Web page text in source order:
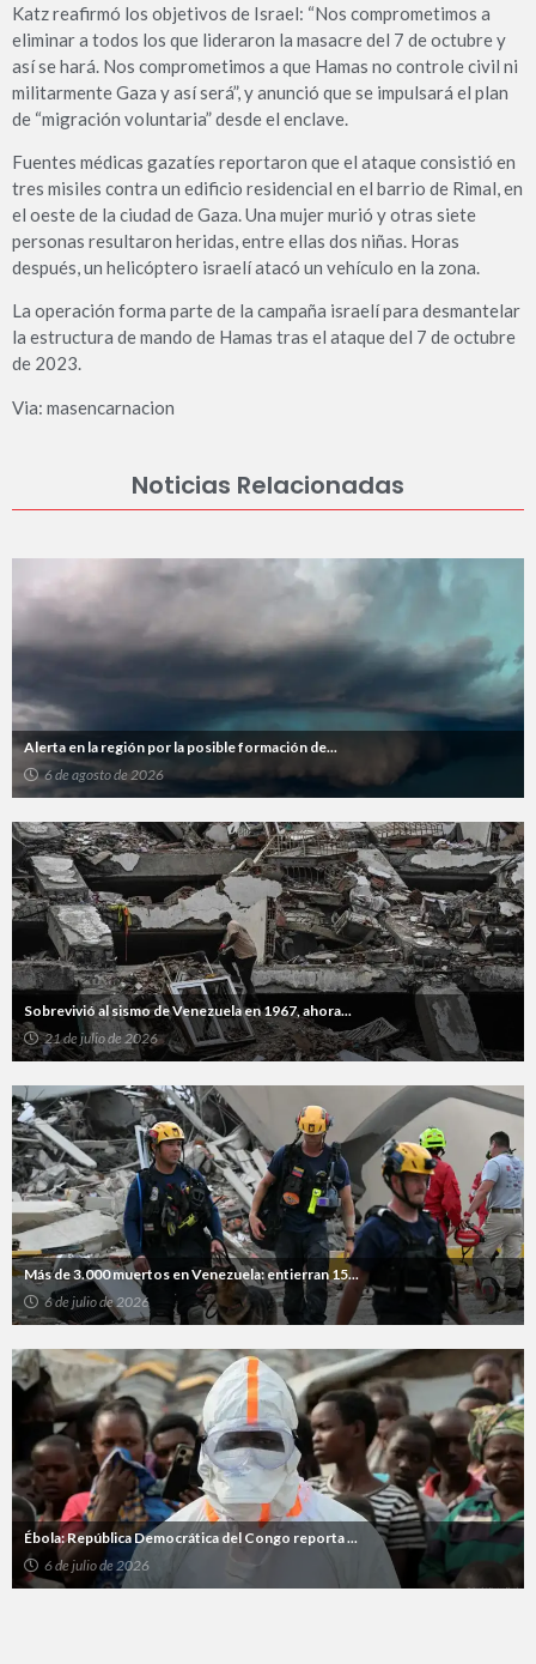
Katz reafirmó los objetivos de Israel: “Nos comprometimos a
eliminar a todos los que lideraron la masacre del 7 de octubre y
así se hará. Nos comprometimos a que Hamas no controle civil ni
militarmente Gaza y así será”, y anunció que se impulsará el plan
de “migración voluntaria” desde el enclave.
Fuentes médicas gazatíes reportaron que el ataque consistió en
tres misiles contra un edificio residencial en el barrio de Rimal, en
el oeste de la ciudad de Gaza. Una mujer murió y otras siete
personas resultaron heridas, entre ellas dos niñas. Horas
después, un helicóptero israelí atacó un vehículo en la zona.
La operación forma parte de la campaña israelí para desmantelar
la estructura de mando de Hamas tras el ataque del 7 de octubre
de 2023.
Via: masencarnacion
Noticias Relacionadas
Alerta en la región por la posible formación de...
6 de agosto de 2026
Sobrevivió al sismo de Venezuela en 1967, ahora...
21 de julio de 2026
Más de 3.000 muertos en Venezuela: entierran 15...
6 de julio de 2026
Ébola: República Democrática del Congo reporta ...
6 de julio de 2026